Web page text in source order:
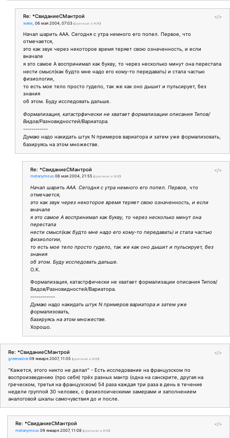
</>
Re: *СвиданиеСМантрой
wake_ 06 мая 2004, 07:03 (оригинал в ЖЖ)
Начал шарить ААА. Сегодня с утра немного его попел. Первое, что
отмечается,
это как звук через некоторое время теряет свою означенность, и если
вначале
я это самое А воспринимал как букву, то через несколько минут она перестала
нести смысл(как будто мне надо его кому-то передавать) и стала частью
физиологии,
то есть мое тело просто гудело, так же как оно дышит и пульсирует, без
знания
об этом. Буду исследовать дальше.
Формализация, катастрфически не хватает формализации описания Типов/
Видов/Разновидностей/Вариатора.
------------
Думаю надо накидать штук N примеров вариатора и затем уже формализовать,
базируясь на этом множестве.
</>
Re: *СвиданиеСМантрой
metanymous 06 мая 2004, 21:55 (оригинал в ЖЖ)
Начал шарить ААА. Сегодня с утра немного его попел. Первое, что
отмечается,
это как звук через некоторое время теряет свою означенность, и если
вначале
я это самое А воспринимал как букву, то через несколько минут она
перестала
нести смысл(как будто мне надо его кому-то передавать) и стала частью
физиологии,
то есть мое тело просто гудело, так же как оно дышит и пульсирует, без
знания
об этом. Буду исследовать дальше.
О.К.
Формализация, катастрфически не хватает формализации описания Типов/
Видов/Разновидностей/Вариатора.
------------
Думаю надо накидать штук N примеров вариатора и затем уже
формализовать,
базируясь на этом множестве.
Хорошо.
</>
Re: *СвиданиеСМантрой
greenadine 09 января 2007, 11:05 (оригинал в ЖЖ)
"Кажется, этого никто не делал" - Есть исследование на французском по
воспроизведению (про себя) трёх разных мантр (одна на санскрите, другая на
греческом, третья на французском) 54 раза каждая три раза в день в течение
недели группой 30 человек, с физиолоическими замерами и заполнением
аналоговой шкалы самочувствия до и после.
</>
Re: *СвиданиеСМантрой
metanymous 09 января 2007, 11:08 (оригинал в ЖЖ)